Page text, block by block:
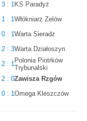
3 : 1KS Paradyż
1 : 1Włókniarz Zelów
0 : 1Warta Sieradz
2 : 3Warta Działoszyn
2 : 1Polonia Piotrków
Trybunalski
2 : 0Zawisza Rzgów
0 : 1Omega Kleszczów